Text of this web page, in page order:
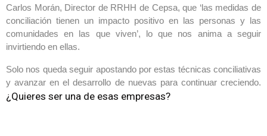
Carlos Morán, Director de RRHH de Cepsa, que ‘las medidas de
conciliación tienen un impacto positivo en las personas y las
comunidades en las que viven’, lo que nos anima a seguir
invirtiendo en ellas.
Solo nos queda seguir apostando por estas técnicas conciliativas
y avanzar en el desarrollo de nuevas para continuar creciendo.
¿Quieres ser una de esas empresas?